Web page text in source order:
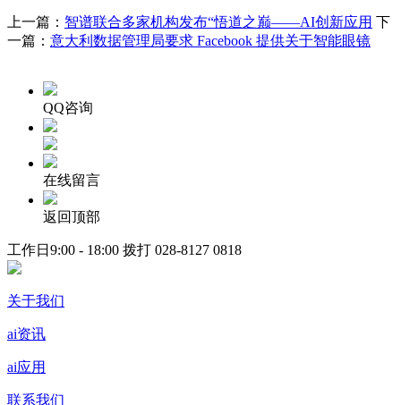
上一篇： 智谱联合多家机构发布“悟道之巅——AI创新应用 下
一篇： 意大利数据管理局要求 Facebook 提供关于智能眼镜
QQ咨询
在线留言
返回顶部
工作日9:00 - 18:00 拨打 028-8127 0818
关于我们
ai资讯
ai应用
联系我们